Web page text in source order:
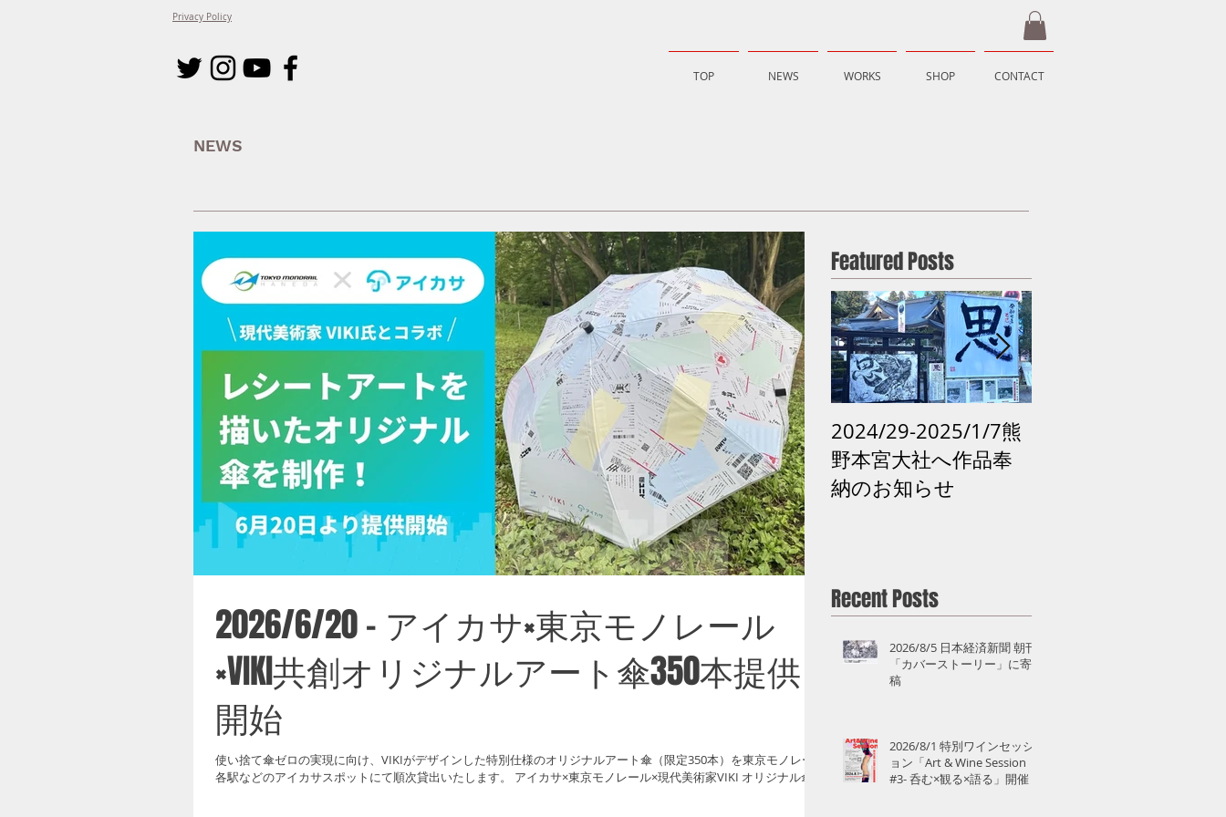
Privacy Policy
TOP NEWS WORKS SHOP CONTACT
NEWS
2026/6/20 - アイカサ×東京モノレール
×VIKI共創オリジナルアート傘350本提供
開始
使い捨て傘ゼロの実現に向け、VIKIがデザインした特別仕様のオリジナルアート傘（限定350本）を東京モノレール
各駅などのアイカサスポットにて順次貸出いたします。 アイカサ×東京モノレール×現代美術家VIKI オリジナル傘
Featured Posts
2024/29-2025/1/7熊
野本宮大社へ作品奉
納のお知らせ
Recent Posts
2026/8/5 日本経済新聞 朝刊
「カバーストーリー」に寄
稿
2026/8/1 特別ワインセッシ
ョン「Art & Wine Session
#3- 呑む×観る×語る」開催